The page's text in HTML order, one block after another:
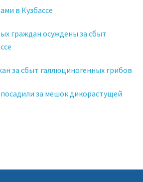
в Кузбассе
граждан осуждены за сбыт
за сбыт галлюциногенных грибов
за мешок дикорастущей